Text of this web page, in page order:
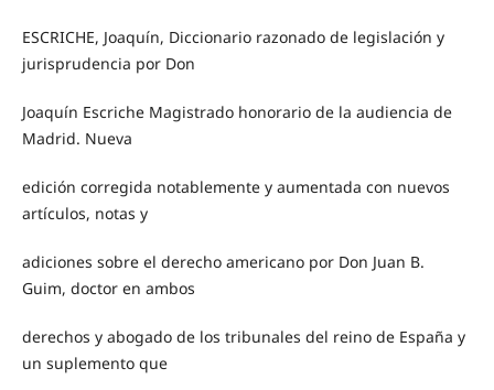
ESCRICHE, Joaquín, Diccionario razonado de legislación y
jurisprudencia por Don
Joaquín Escriche Magistrado honorario de la audiencia de
Madrid. Nueva
edición corregida notablemente y aumentada con nuevos
artículos, notas y
adiciones sobre el derecho americano por Don Juan B.
Guim, doctor en ambos
derechos y abogado de los tribunales del reino de España y
un suplemento que